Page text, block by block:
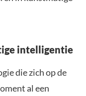
intelligentie
die zich op de
al een